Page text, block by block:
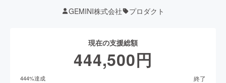
GEMINI株式会社 プロダクト
現在の支援総額
444,500円
444%達成 終了